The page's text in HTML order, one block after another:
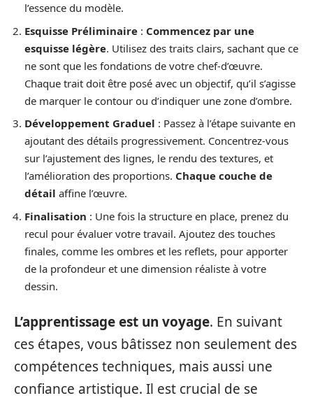
l’essence du modèle.
Esquisse Préliminaire : Commencez par une
esquisse légère. Utilisez des traits clairs, sachant que ce
ne sont que les fondations de votre chef-d’œuvre.
Chaque trait doit être posé avec un objectif, qu’il s’agisse
de marquer le contour ou d’indiquer une zone d’ombre.
Développement Graduel : Passez à l’étape suivante en
ajoutant des détails progressivement. Concentrez-vous
sur l’ajustement des lignes, le rendu des textures, et
l’amélioration des proportions. Chaque couche de
détail affine l’œuvre.
Finalisation : Une fois la structure en place, prenez du
recul pour évaluer votre travail. Ajoutez des touches
finales, comme les ombres et les reflets, pour apporter
de la profondeur et une dimension réaliste à votre
dessin.
L’apprentissage est un voyage. En suivant
ces étapes, vous bâtissez non seulement des
compétences techniques, mais aussi une
confiance artistique. Il est crucial de se